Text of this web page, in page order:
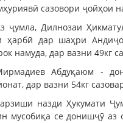
сазовори ҷойҳои
ҷумла, Дилнозаи
ҳарбӣ дар шаҳри
намуда, дар вазни 49кг
Абдуқаюм -
дар вазни 54кг
назди Ҳукумати
мусобиқа се донишҷӯ